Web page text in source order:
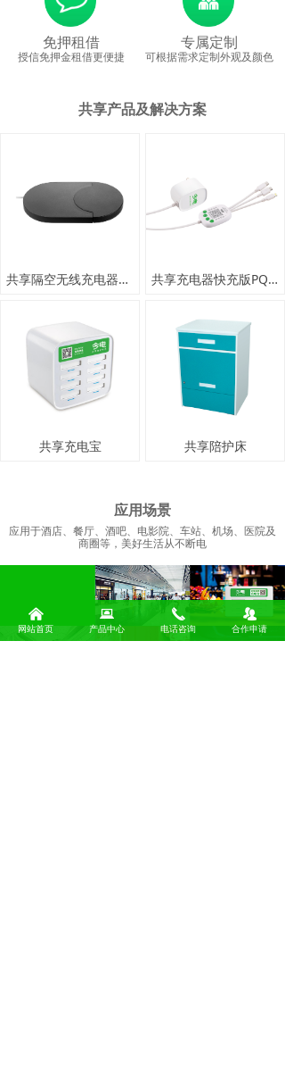
免押租借
授信免押金租借更便捷
专属定制
可根据需求定制外观及颜色
共享产品及解决方案
共享隔空无线充电器+有线快充 共享充电器快充版PQ18
共享充电宝 共享陪护床
应用场景
应用于酒店、餐厅、酒吧、电影院、车站、机场、医院及
商圈等，美好生活从不断电
낀
网站首页
뀵
产品中心
끅
电话咨询
뀡
合作申请